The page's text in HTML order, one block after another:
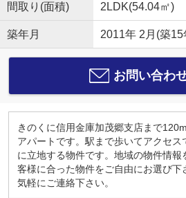
間取り(面積) 2LDK(54.04㎡)
築年月 2011年 2月(築15
お問い合わ
きのくに信用金庫加茂郷支店まで
アパートです。駅まで歩いてアクセ
に立地する物件です。地域の物件情報
客様に合った物件をご自由にお選び下
気軽にご連絡下さい。